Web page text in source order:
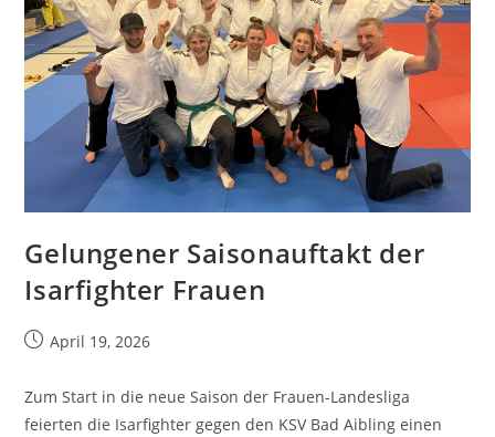
Gelungener Saisonauftakt der
Isarfighter Frauen
April 19, 2026
Zum Start in die neue Saison der Frauen-Landesliga
feierten die Isarfighter gegen den KSV Bad Aibling einen